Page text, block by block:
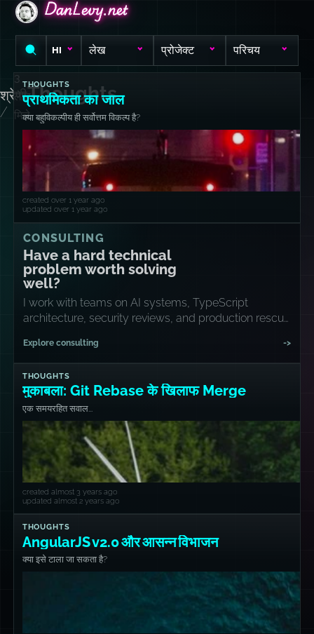
DanLevy.net
DanLevy.net
DanLevy.net
HI लेख प्रोजेक्ट परिचय
श्रेणी
/
Thoughts
3
लेख
मिले
THOUGHTS
प्राथमिकता का जाल
क्या बहुविकल्पीय ही सर्वोत्तम विकल्प है?
created over 1 year ago
updated over 1 year ago
CONSULTING
Have a hard technical
problem worth solving
well?
I work with teams on AI systems, TypeScript
architecture, security reviews, and production rescue
Explore consulting ->
THOUGHTS
मुकाबला: Git Rebase के खिलाफ Merge
एक समयरहित सवाल...
created almost 3 years ago
updated almost 2 years ago
THOUGHTS
AngularJS v2.0 और आसन्न विभाजन
क्या इसे टाला जा सकता है?